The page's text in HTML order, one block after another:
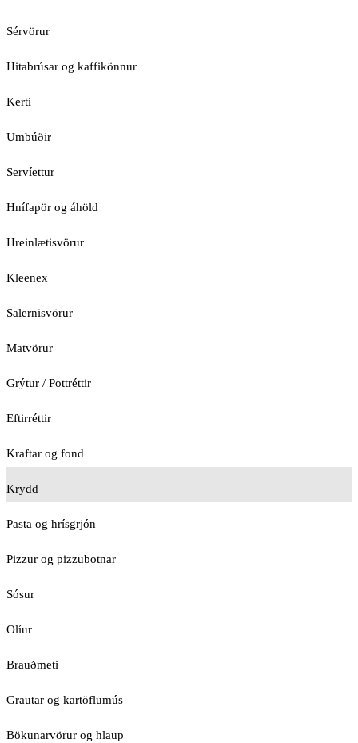
Sérvörur
Hitabrúsar og kaffikönnur
Kerti
Umbúðir
Servíettur
Hnífapör og áhöld
Hreinlætisvörur
Kleenex
Salernisvörur
Matvörur
Grýtur / Pottréttir
Eftirréttir
Kraftar og fond
Krydd
Pasta og hrísgrjón
Pizzur og pizzubotnar
Sósur
Olíur
Brauðmeti
Grautar og kartöflumús
Bökunarvörur og hlaup